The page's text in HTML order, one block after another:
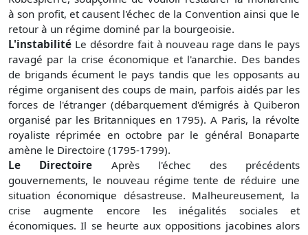
à son profit, et causent l'échec de la Convention ainsi que le
retour à un régime dominé par la bourgeoisie.
L'instabilité Le désordre fait à nouveau rage dans le pays
ravagé par la crise économique et l'anarchie. Des bandes
de brigands écument le pays tandis que les opposants au
régime organisent des coups de main, parfois aidés par les
forces de l'étranger (débarquement d'émigrés à Quiberon
organisé par les Britanniques en 1795). A Paris, la révolte
royaliste réprimée en octobre par le général Bonaparte
amène le Directoire (1795-1799).
Le Directoire Après l'échec des précédents
gouvernements, le nouveau régime tente de réduire une
situation économique désastreuse. Malheureusement, la
crise augmente encore les inégalités sociales et
économiques. Il se heurte aux oppositions jacobines alors